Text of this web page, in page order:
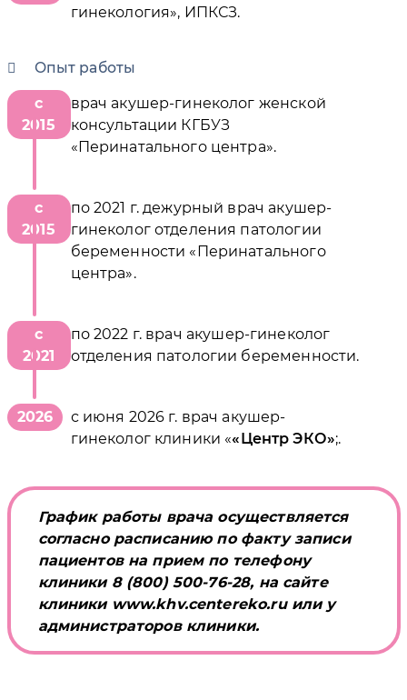
гинекология», ИПКСЗ.
Опыт работы
с
2015
врач акушер-гинеколог женской
консультации КГБУЗ
«Перинатального центра».
с
2015
по 2021 г. дежурный врач акушер-
гинеколог отделения патологии
беременности «Перинатального
центра».
с
2021
по 2022 г. врач акушер-гинеколог
отделения патологии беременности.
2026
с июня 2026 г. врач акушер-
гинеколог клиники «
Центр ЭКО ;.
График работы врача осуществляется
согласно расписанию по факту записи
пациентов на прием по телефону
клиники 8 (800) 500-76-28, на сайте
клиники www.khv.centereko.ru или у
администраторов клиники.